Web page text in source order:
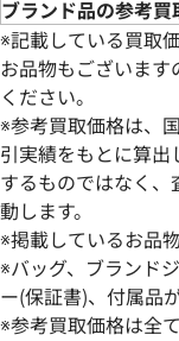
ティファニー フッ
参考買取価格
ASK
ブランド品の参考
※記載している買取
お品物もございま
ください。
※参考買取価格は、
引実績をもとに算
するものではなく
動します。
※掲載しているお品
※バッグ、ブランド
ー(保証書)、付属品
※参考買取価格は全